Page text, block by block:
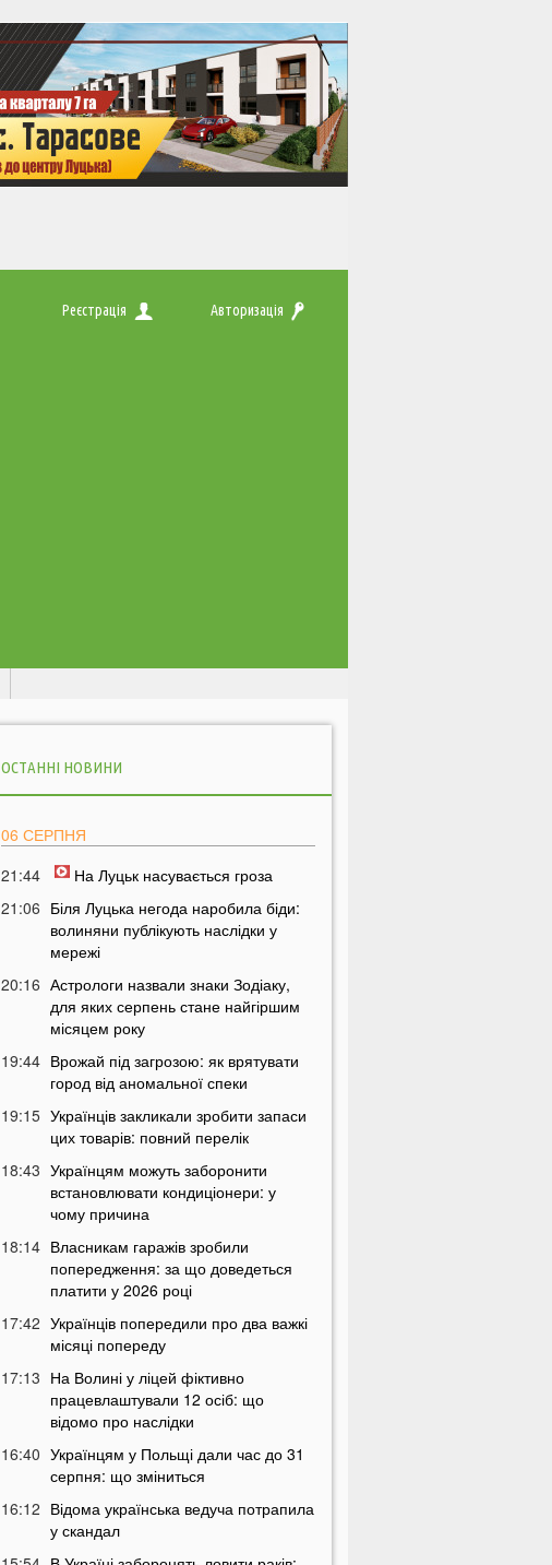
Реєстрація Авторизація
ОСТАННІ НОВИНИ
06 СЕРПНЯ
21:44
На Луцьк насувається гроза
21:06 Біля Луцька негода наробила біди:
волиняни публікують наслідки у
мережі
20:16 Астрологи назвали знаки Зодіаку,
для яких серпень стане найгіршим
місяцем року
19:44 Врожай під загрозою: як врятувати
город від аномальної спеки
19:15 Українців закликали зробити запаси
цих товарів: повний перелік
18:43 Українцям можуть заборонити
встановлювати кондиціонери: у
чому причина
18:14 Власникам гаражів зробили
попередження: за що доведеться
платити у 2026 році
17:42 Українців попередили про два важкі
місяці попереду
17:13 На Волині у ліцей фіктивно
працевлаштували 12 осіб: що
відомо про наслідки
16:40 Українцям у Польщі дали час до 31
серпня: що зміниться
16:12 Відома українська ведуча потрапила
у скандал